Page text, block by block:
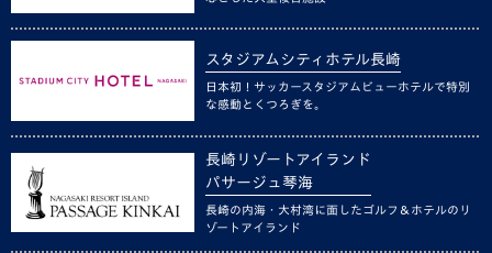
スタジアムシティホテル長崎
日本初！サッカースタジアムビューホテルで特別
な感動とくつろぎを。
長崎リゾートアイランド
パサージュ琴海
長崎の内海・大村湾に面したゴルフ＆ホテルのリ
ゾートアイランド